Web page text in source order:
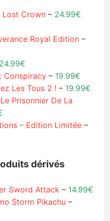
Lost Crown – 24.99€
Royal Edition –
24.99€
Conspiracy – 19.99€
Les Tous 2 ! – 19.99€
Prisonnier De La
– Edition Limitée –
dérivés
Sword Attack – 14.99€
Storm Pikachu –